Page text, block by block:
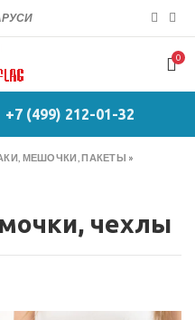
0
+7 (499) 212-01-32
МЕШОЧКИ, ПАКЕТЫ »
чехлы